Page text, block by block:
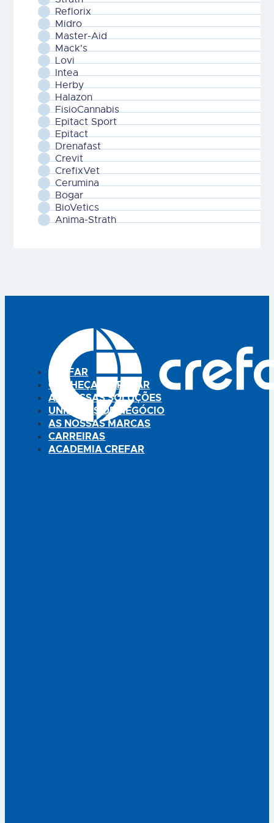
Reflorix
Midro
Master-Aid
Mack's
Lovi
Intea
Herby
Halazon
FisioCannabis
Epitact Sport
Epitact
Drenafast
Crevit
CrefixVet
Cerumina
Bogar
BioVetics
Anima-Strath
CREFAR
CONHEÇA A CREFAR
AS NOSSAS SOLUÇÕES
UNIDADES DE NEGÓCIO
AS NOSSAS MARCAS
CARREIRAS
ACADEMIA CREFAR